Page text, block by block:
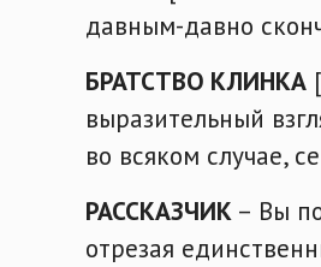
давным-давно
БРАТСТВО КЛИНКА
выразительный
во всяком случае,
РАССКАЗЧИК – Вы
отрезая